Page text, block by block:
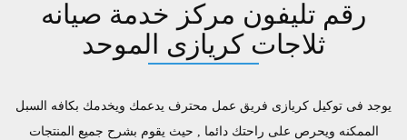
رقم تليفون مركز خدمة صيانه
ثلاجات كريازى الموحد
يوجد فى توكيل كريازى فريق عمل محترف يدعمك ويخدمك بكافه السبل
الممكنه ويحرص على راحتك دائما , حيث يقوم بشرح جميع المنتجات